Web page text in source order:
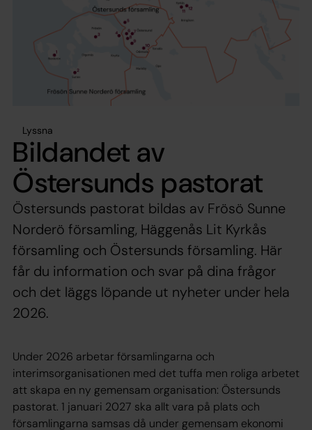
Lyssna
Bildandet av
Östersunds pastorat
Östersunds pastorat bildas av Frösö Sunne
Norderö församling, Häggenås Lit Kyrkås
församling och Östersunds församling. Här
får du information och svar på dina frågor
och det läggs löpande ut nyheter under hela
2026.
Under 2026 arbetar församlingarna och
interimsorganisationen med det tuffa men roliga arbetet
att skapa en ny gemensam organisation: Östersunds
pastorat. 1 januari 2027 ska allt vara på plats och
församlingarna samsas då under gemensam ekonomi